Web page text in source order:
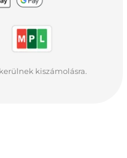
kiszámolásra.